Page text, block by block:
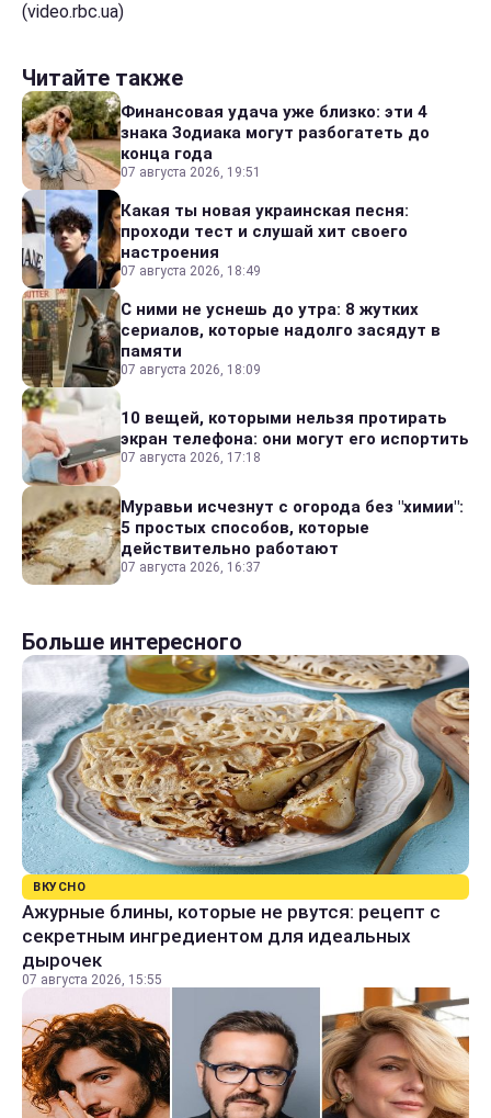
(video.rbc.ua)
Читайте также
Финансовая удача уже близко: эти 4
знака Зодиака могут разбогатеть до
конца года
07 августа 2026, 19:51
Какая ты новая украинская песня:
проходи тест и слушай хит своего
настроения
07 августа 2026, 18:49
С ними не уснешь до утра: 8 жутких
сериалов, которые надолго засядут в
памяти
07 августа 2026, 18:09
10 вещей, которыми нельзя протирать
экран телефона: они могут его испортить
07 августа 2026, 17:18
Муравьи исчезнут с огорода без "химии":
5 простых способов, которые
действительно работают
07 августа 2026, 16:37
Больше интересного
ВКУСНО
Ажурные блины, которые не рвутся: рецепт с
секретным ингредиентом для идеальных
дырочек
07 августа 2026, 15:55